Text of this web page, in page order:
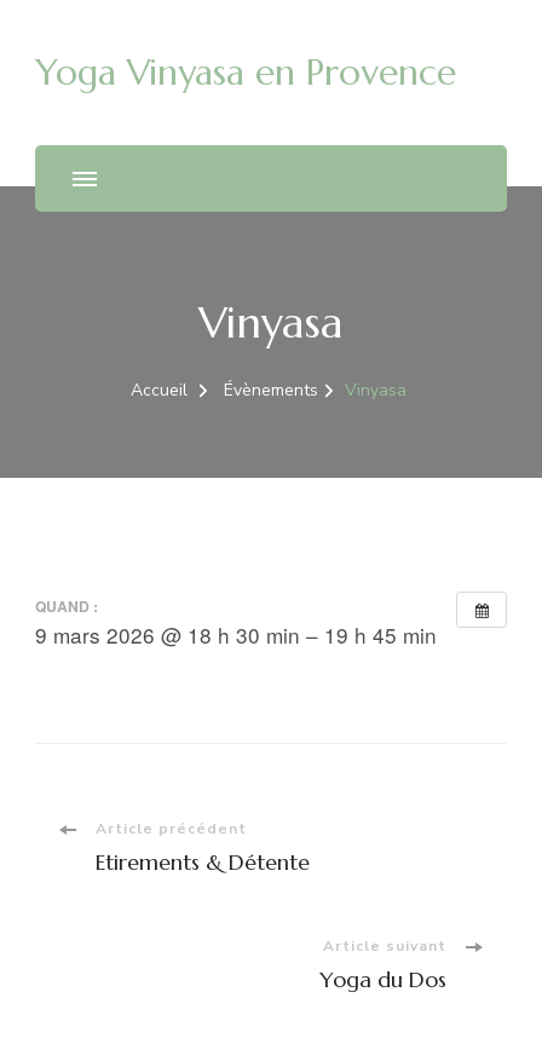
Yoga Vinyasa en Provence
Vinyasa
Accueil Évènements Vinyasa
QUAND :
9 mars 2026 @ 18 h 30 min – 19 h 45 min
Navigation
Article précédent
Etirements & Détente
Article suivant
Yoga du Dos